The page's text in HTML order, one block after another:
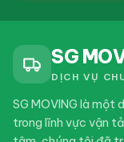
SG
DỊCH VỤ
SG MOVING là một
trong lĩnh vực vận